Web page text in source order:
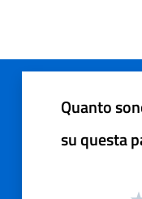
Quanto
su questa